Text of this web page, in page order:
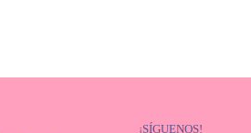
¡SÍGUENOS!